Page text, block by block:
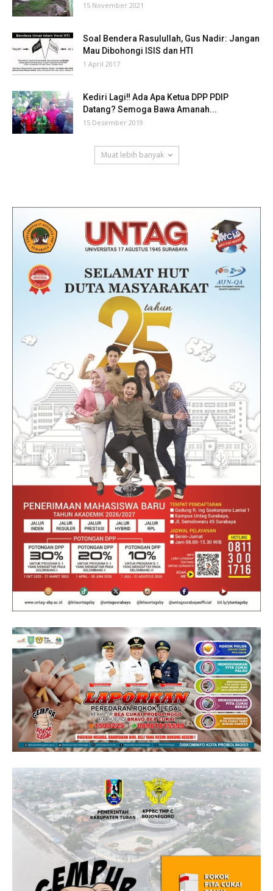
15 November 2021
Soal Bendera Rasulullah, Gus Nadir: Jangan
Mau Dibohongi ISIS dan HTI
1 April 2017
Kediri Lagi‼ Ada Apa Ketua DPP PDIP
Datang? Semoga Bawa Amanah...
15 Desember 2019
Muat lebih banyak